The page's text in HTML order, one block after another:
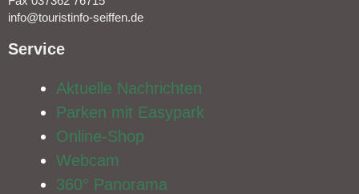
info@touristinfo-seiffen.de
Service​
Aktuelle Nachrichten
Parken mit Easypark
Online-Shop
Webcam
360° Panorama